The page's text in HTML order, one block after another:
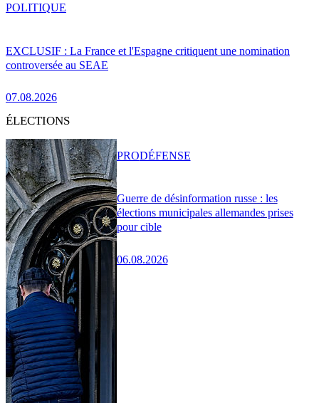
EXCLUSIF : La France et l'Espagne critiquent une nomination
controversée au SEAE
07.08.2026
POLITIQUE
ÉLECTIONS
Guerre de désinformation russe : les
élections municipales allemandes prises
pour cible
06.08.2026
PRODÉFENSE